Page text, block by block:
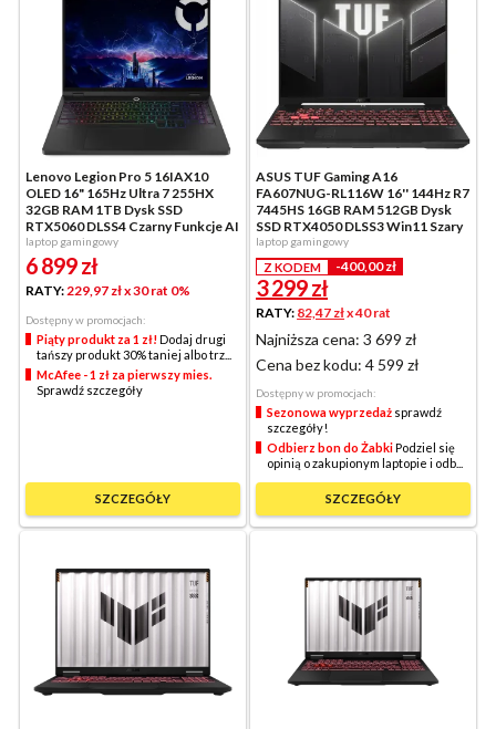
ASUS TUF Gaming A16
FA607NUG-RL116W 16'' 144Hz R7
7445HS 16GB RAM 512GB Dysk
SSD RTX4050 DLSS3 Win11 Szary
laptop gamingowy
Z KODEM -400,00 zł
3 299zł
RATY: 82,47 złx 40 rat
Najniższa cena: 3 699 zł
Cena bez kodu:4 599 zł
Dostępny w promocjach:
Sezonowa wyprzedaż sprawdź
szczegóły!
Odbierz bon do ŻabkiPodziel się
opinią o zakupionym laptopie i odb...
SZCZEGÓŁY
Lenovo Legion Pro 5 16IAX10
OLED 16" 165Hz Ultra 7 255HX
32GB RAM 1TB Dysk SSD
RTX5060 DLSS4 Czarny Funkcje AI
laptop gamingowy
6 899zł
RATY: 229,97 złx 30 rat 0%
Dostępny w promocjach:
Piąty produkt za 1 zł!Dodaj drugi
tańszy produkt 30% taniej albo trz...
McAfee - 1 zł za pierwszy mies.
Sprawdź szczegóły
SZCZEGÓŁY